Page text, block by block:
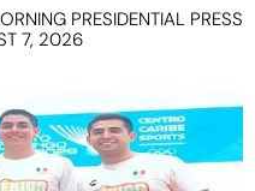
PRESIDENTIAL PRESS
7, 2026